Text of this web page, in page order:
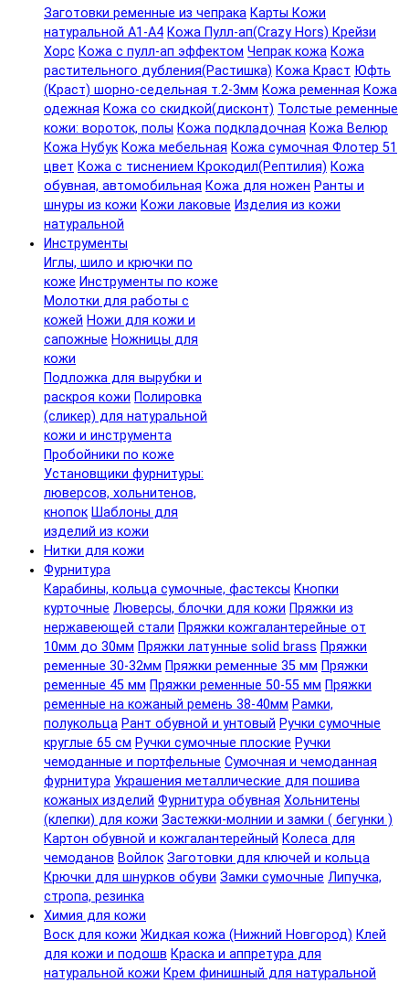
Заготовки ременные из чепрака Карты Кожи
натуральной А1-А4 Кожа Пулл-ап(Crazy Hors) Крейзи
Хорс Кожа с пулл-ап эффектом Чепрак кожа Кожа
растительного дубления(Растишка) Кожа Краст Юфть
(Краст) шорно-седельная т.2-3мм Кожа ременная Кожа
одежная Кожа со скидкой(дисконт) Толстые ременные
кожи: вороток, полы Кожа подкладочная Кожа Велюр
Кожа Нубук Кожа мебельная Кожа сумочная Флотер 51
цвет Кожа с тиснением Крокодил(Рептилия) Кожа
обувная, автомобильная Кожа для ножен Ранты и
шнуры из кожи Кожи лаковые Изделия из кожи
натуральной
Инструменты
Иглы, шило и крючки по
коже Инструменты по коже
Молотки для работы с
кожей Ножи для кожи и
сапожные Ножницы для
кожи
Подложка для вырубки и
раскроя кожи Полировка
(сликер) для натуральной
кожи и инструмента
Пробойники по коже
Установщики фурнитуры:
люверсов, хольнитенов,
кнопок Шаблоны для
изделий из кожи
Нитки для кожи
Фурнитура
Карабины, кольца сумочные, фастексы Кнопки
курточные Люверсы, блочки для кожи Пряжки из
нержавеющей стали Пряжки кожгалантерейные от
10мм до 30мм Пряжки латунные solid brass Пряжки
ременные 30-32мм Пряжки ременные 35 мм Пряжки
ременные 45 мм Пряжки ременные 50-55 мм Пряжки
ременные на кожаный ремень 38-40мм Рамки,
полукольца Рант обувной и унтовый Ручки сумочные
круглые 65 см Ручки сумочные плоские Ручки
чемоданные и портфельные Сумочная и чемоданная
фурнитура Украшения металлические для пошива
кожаных изделий Фурнитура обувная Хольнитены
(клепки) для кожи Застежки-молнии и замки ( бегунки )
Картон обувной и кожгалантерейный Колеса для
чемоданов Войлок Заготовки для ключей и кольца
Крючки для шнурков обуви Замки сумочные Липучка,
стропа, резинка
Химия для кожи
Воск для кожи Жидкая кожа (Нижний Новгород) Клей
для кожи и подошв Краска и аппретура для
натуральной кожи Крем финишный для натуральной